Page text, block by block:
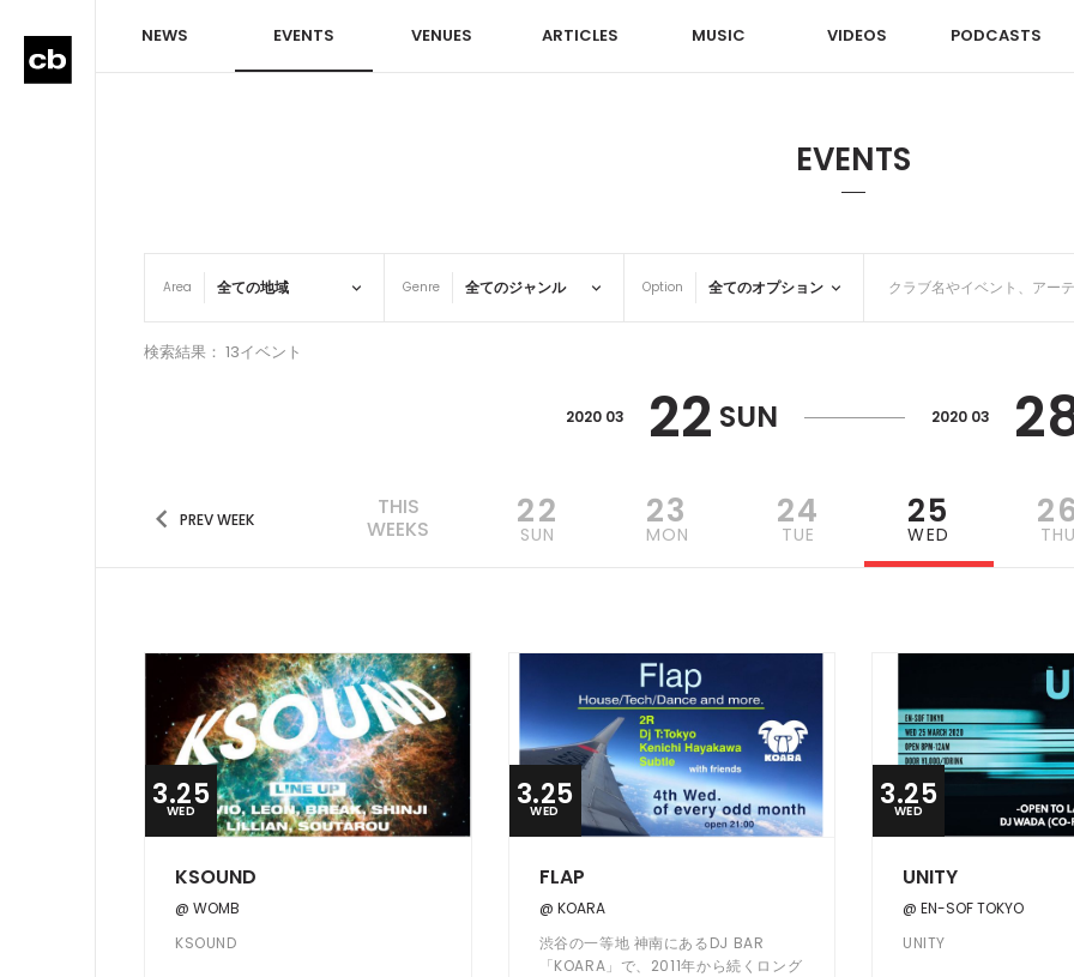
NEWS EVENTS VENUES ARTICLES MUSIC VIDEOS PODCASTS
EVENTS
Area Genre Option
検索結果： 13イベント
2020 03 22 SUN 2020 03
PREV WEEK
THIS
WEEKS
22
SUN
23
MON
24
TUE
25
WED THU
3.25
WED
KSOUND
@ WOMB
KSOUND
3.25
WED
FLAP
@ KOARA
渋谷の一等地 神南にあるDJ BAR
「KOARA」で、2011年から続くロング
3.25
WED
UNITY
@ EN-SOF TOKYO
UNITY